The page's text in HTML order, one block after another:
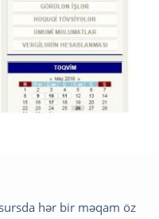
hər bir məqam öz